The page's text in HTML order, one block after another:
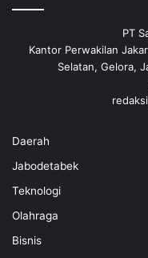
PT
Kantor Perwakilan
Selatan, Gelora,
Daerah
Jabodetabek
Teknologi
Olahraga
Bisnis